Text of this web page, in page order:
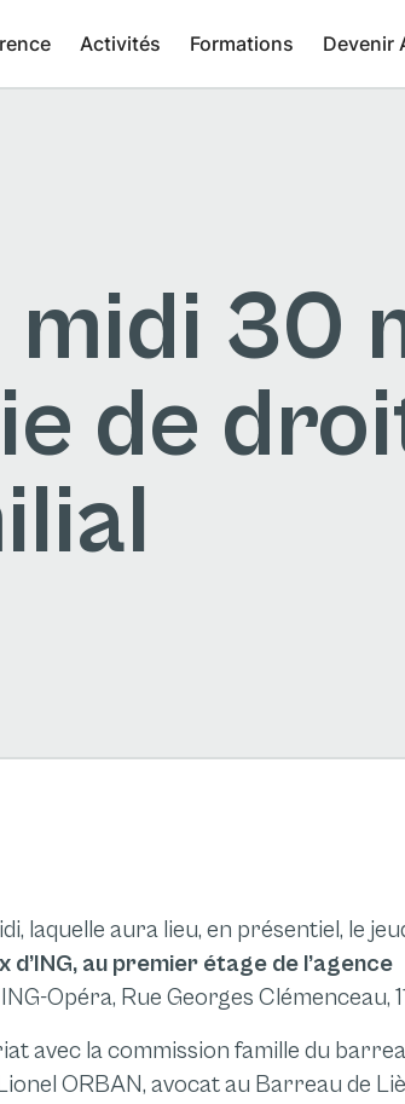
Activités Formations Devenir
30
de
laquelle aura lieu, en présentiel, le
d’ING, au premier étage de l’agence
Opéra, Rue Georges Clémenceau,
avec la commission famille du
ORBAN, avocat au Barreau de